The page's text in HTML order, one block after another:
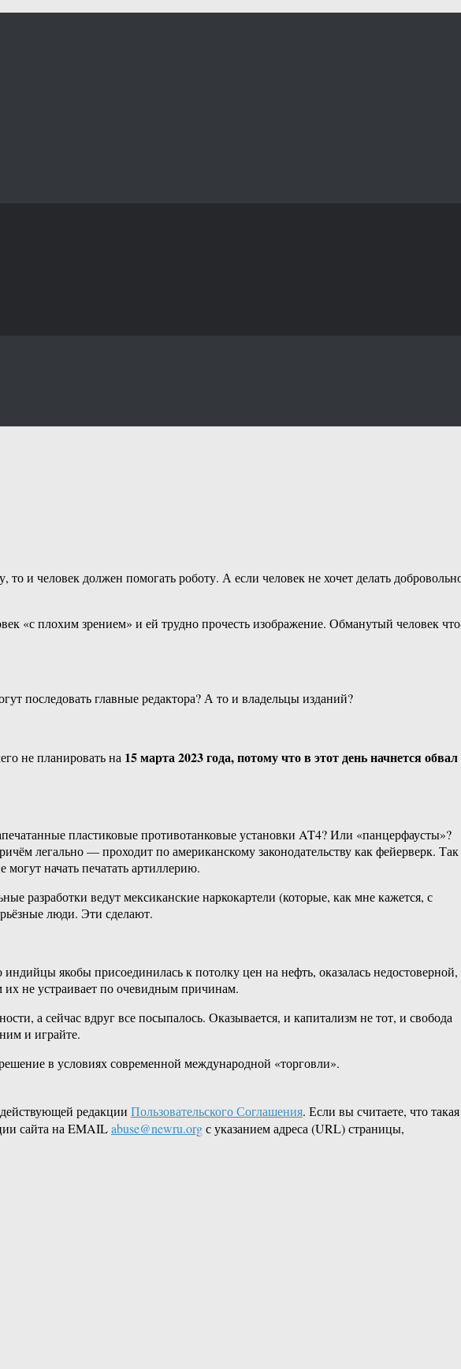
и человек должен помогать роботу. А если человек не хочет делать
«с плохим зрением» и ей трудно прочесть изображение. Обманутый человек
последовать главные редактора? А то и владельцы изданий?
не планировать на 15 марта 2023 года, потому что в этот день начнется обвал
пластиковые противотанковые установки AT4? Или «панцерфаусты»?
легально — проходит по американскому законодательству как фейерверк. Так
начать печатать артиллерию.
разработки ведут мексиканские наркокартели (которые, как мне кажется, с
люди. Эти сделают.
якобы присоединилась к потолку цен на нефть, оказалась недостоверной,
их не устраивает по очевидным причинам.
а сейчас вдруг все посыпалось. Оказывается, и капитализм не тот, и свобода
и играйте.
в условиях современной международной «торговли».
редакции Пользовательского Соглашения. Если вы считаете, что такая
сайта на EMAILabuse@newru.orgс указанием адреса (URL) страницы,